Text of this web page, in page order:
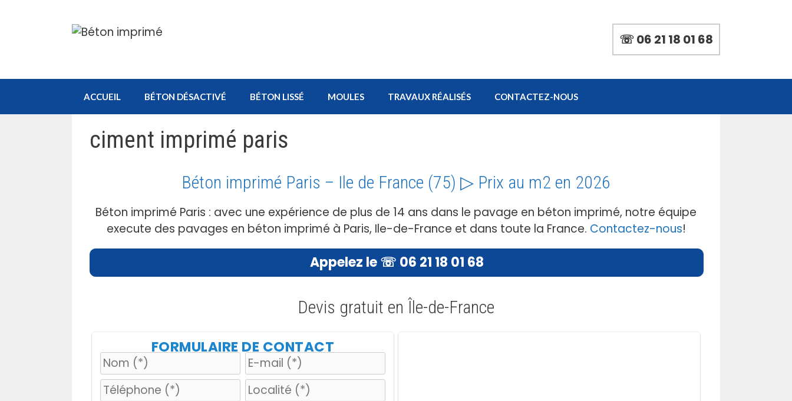
☏ 06 21 18 01 68
ACCUEIL BÉTON DÉSACTIVÉ BÉTON LISSÉ MOULES TRAVAUX RÉALISÉS CONTACTEZ-NOUS
ciment imprimé paris
Béton imprimé Paris – Ile de France (75) ▷ Prix au m2 en 2026
Béton imprimé Paris : avec une expérience de plus de 14 ans dans le pavage en béton imprimé, notre équipe
execute des pavages en béton imprimé à Paris, Ile-de-France et dans toute la France. Contactez-nous!
Appelez le ☏ 06 21 18 01 68
Devis gratuit en Île-de-France
FORMULAIRE DE CONTACT